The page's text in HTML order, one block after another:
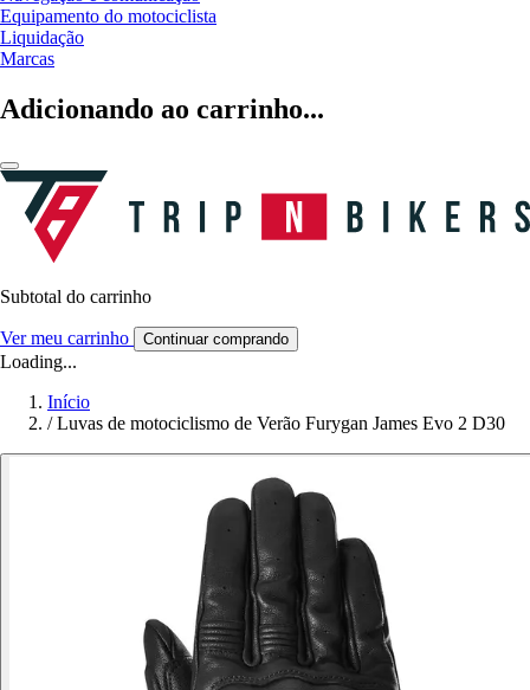
Equipamento do motociclista
Liquidação
Marcas
Adicionando ao carrinho...
Subtotal do carrinho
Ver meu carrinho Continuar comprando
Loading...
Início
/ Luvas de motociclismo de Verão Furygan James Evo 2 D30